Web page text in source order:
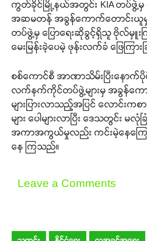
ကွတ်ခိုင်မြို့နယ်အတွင်း KIA တပ်ဖွဲ့မှ က
အဆမတန် အခွန်ကောက်တောင်းယူမှုမ
တပ်ဖွဲ့မှ ပြောရေးဆိုခွင့်ရှိသူ ဗိုလ်မှူ
မေးမြန်းခဲ့ပေမဲ့ ဖုန်းလက်ခံ ဖြေကြားခ
စစ်ကောင်စီ အာဏာသိမ်းပြီးနော
လက်နက်ကိုင်တပ်ဖွဲ့များမှ အခွန်ကေ
များပြားလာသည့်အပြင် လောင်းကစား
များ ပေါများလာပြီး ဒေသတွင်း မ
အကာအကွယ်မှုလည်း ကင်းမဲ့နေကြော
နေ ကြသည်။
Leave a Comments